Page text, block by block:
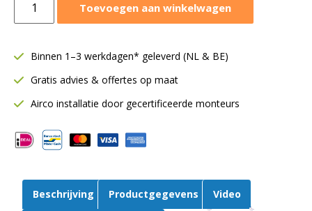
wandmodel
by
3,5
kW
Single-
split
WiFi
Toevoegen aan winkelwagen
Binnen 1–3 werkdagen* geleverd (NL & BE)
Gratis advies & offertes op maat
Airco installatie door gecertificeerde monteurs
Beschrijving Productgegevens Video